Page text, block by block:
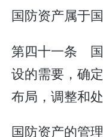
国防资产属于国
第四十一条 国
设的需要，确
布局，调整和
国防资产的管